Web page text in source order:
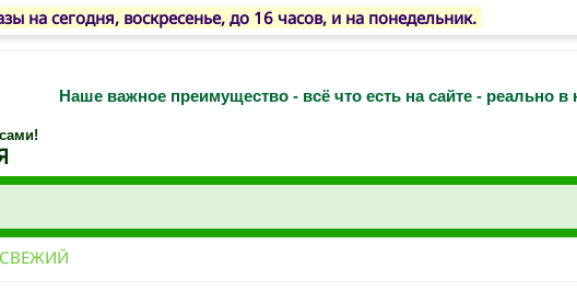
сегодня, воскресенье, до 16 часов, и на понедельник.
Наше важное преимущество - всё что есть на сайте - реально
СВЕЖИЙ